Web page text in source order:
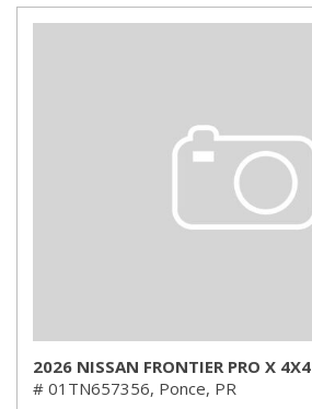
2026 NISSAN FRONTIER PRO X 4X4
# 01TN657356, Ponce, PR